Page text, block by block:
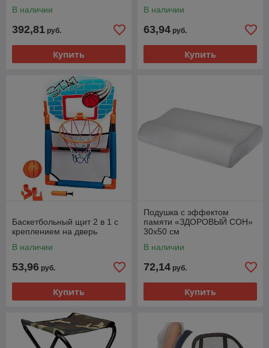
В наличии
392,81 руб.
Купить
В наличии
63,94 руб.
Купить
Баскетбольный щит 2 в 1 с
креплением на дверь
В наличии
53,96 руб.
Купить
Подушка с эффектом
памяти «ЗДОРОВЫЙ СОН»
30х50 см
В наличии
72,14 руб.
Купить